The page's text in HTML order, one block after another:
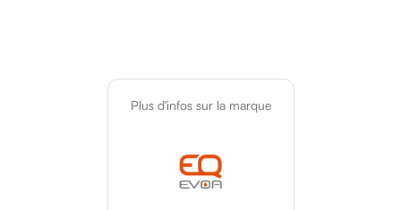
Plus d'infos sur la marque